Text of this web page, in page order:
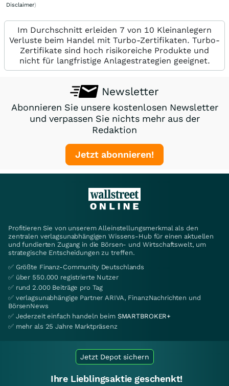
Disclaimer)
Im Durchschnitt erleiden 7 von 10 Kleinanlegern
Verluste beim Handel mit Turbo-Zertifikaten. Turbo-
Zertifikate sind hoch risikoreiche Produkte und
nicht für langfristige Anlagestrategien geeignet.
Newsletter
Abonnieren Sie unsere kostenlosen Newsletter
und verpassen Sie nichts mehr aus der
Redaktion
Jetzt abonnieren!
Profitieren Sie von unserem Alleinstellungsmerkmal als den
zentralen verlagsunabhängigen Wissens-Hub für einen aktuellen
und fundierten Zugang in die Börsen- und Wirtschaftswelt, um
strategische Entscheidungen zu treffen.
✅ Größte Finanz-Community Deutschlands
✅ über 550.000 registrierte Nutzer
✅ rund 2.000 Beiträge pro Tag
✅ verlagsunabhängige Partner ARIVA, FinanzNachrichten und
BörsenNews
✅ Jederzeit einfach handeln beim SMARTBROKER+
✅ mehr als 25 Jahre Marktpräsenz
Jetzt Depot sichern
Ihre Lieblingsaktie geschenkt!